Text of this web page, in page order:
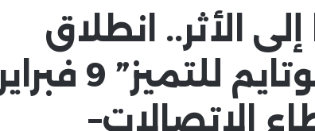
الأثر.. انطلاق
حفل جوائز “تكنوتايم للتميز” 9 فبراير
الاتصالات–